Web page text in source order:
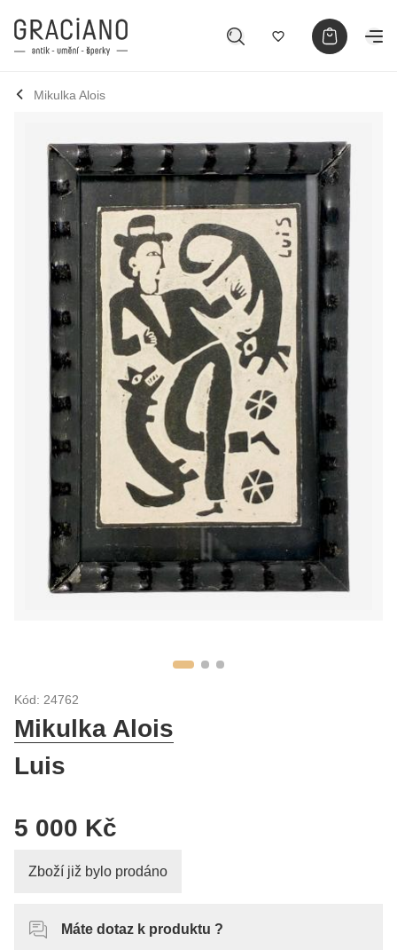
Mikulka Alois
Kód: 24762
Mikulka Alois
Luis
5 000 Kč
Zboží již bylo prodáno
Máte dotaz k produktu ?